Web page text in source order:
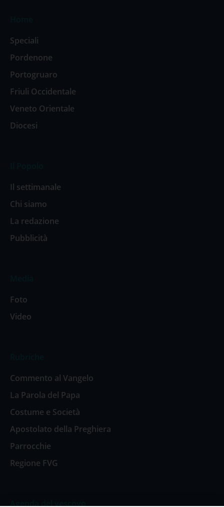
Speciali
Pordenone
Portogruaro
Friuli Occidentale
Veneto Orientale
Diocesi
Il settimanale
Chi siamo
La redazione
Pubblicità
Foto
Video
Commento al Vangelo
La Parola del Papa
Costume e Società
Apostolato della Preghiera
Parrocchie
Regione FVG
Agenda del vescovo